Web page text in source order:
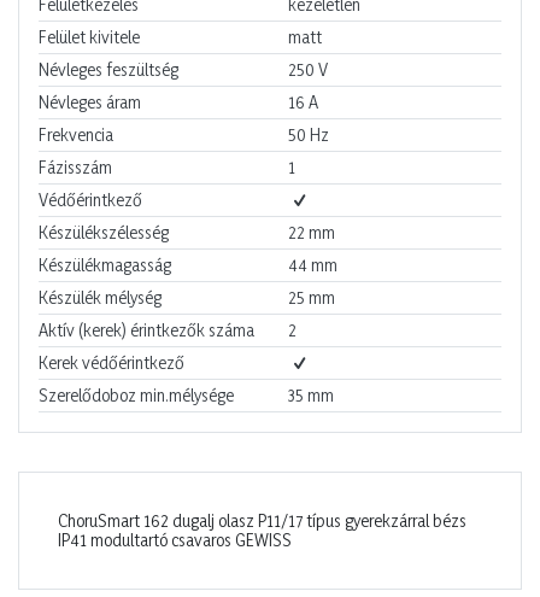
Felület kivitele
matt
Névleges feszültség
250 V
Névleges áram
16 A
Frekvencia
50 Hz
Fázisszám
1
Védőérintkező
Készülékszélesség
22 mm
Készülékmagasság
44 mm
Készülék mélység
25 mm
Aktív (kerek) érintkezők száma
2
Kerek védőérintkező
Szerelődoboz min.mélysége
35 mm
ChoruSmart 162 dugalj olasz P11/17 típus gyerekzárral bézs
IP41 modultartó csavaros GEWISS